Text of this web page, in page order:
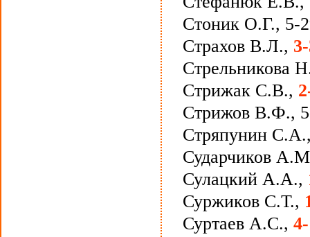
Стоник О.Г., 5-
Страхов В.Л.,
Стрельникова
Стрижак С.В.,
Стрижов В.Ф.,
Стряпунин
Сударчиков
Сулацкий А.А.,
Суржиков С.Т.,
Суртаев А.С.,